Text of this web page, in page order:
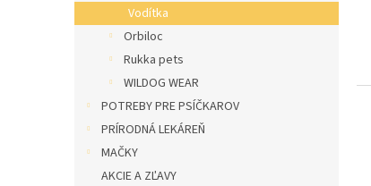
Vodítka
Orbiloc
Rukka pets
WILDOG WEAR
POTREBY PRE PSÍČKAROV
PRÍRODNÁ LEKÁREŇ
MAČKY
AKCIE A ZĽAVY